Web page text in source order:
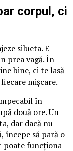
corpul, ci
silueta. E
prea vagă. În
bine, ci te lasă
mișcare.
în
două ore. Un
dar dacă nu
începe să pară o
poate funcționa